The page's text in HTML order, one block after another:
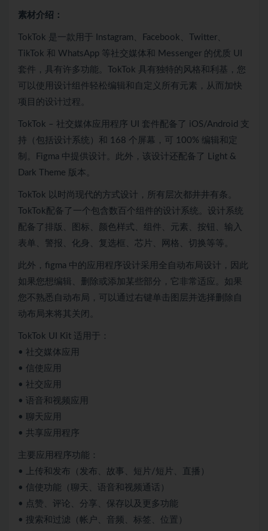
素材介绍：
TokTok 是一款用于 Instagram、Facebook、Twitter、
TikTok 和 WhatsApp 等社交媒体和 Messenger 的优质 UI
套件，具有许多功能。TokTok 具有独特的风格和利基，您
可以使用设计组件轻松编辑和自定义所有元素，从而加快
项目的设计过程。
TokTok – 社交媒体应用程序 UI 套件配备了 iOS/Android 支
持（包括设计系统）和 168 个屏幕，可 100% 编辑和定
制。Figma 中提供设计。此外，该设计还配备了 Light &
Dark Theme 版本。
TokTok 以时尚现代的方式设计，所有层次都井井有条。
TokTok配备了一个包含数百个组件的设计系统。设计系统
配备了排版、图标、颜色样式、组件、元素、按钮、输入
表单、警报、化身、复选框、芯片、网格、切换等等。
此外，figma 中的应用程序设计采用全自动布局设计，因此
如果您想编辑、删除或添加某些部分，它非常适应。如果
您不熟悉自动布局，可以通过右键单击图层并选择删除自
动布局来将其关闭。
TokTok UI Kit 适用于：
• 社交媒体应用
• 信使应用
• 社交应用
• 语音和视频应用
• 聊天应用
• 共享应用程序
主要应用程序功能：
• 上传和发布（发布、故事、短片/短片、直播）
• 信使功能（聊天、语音和视频通话）
• 点赞、评论、分享、保存以及更多功能
• 搜索和过滤（帐户、音频、标签、位置）